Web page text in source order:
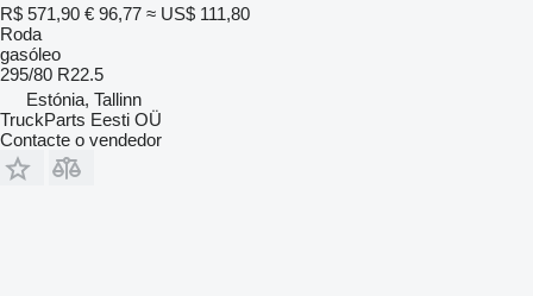
R$ 571,90 € 96,77 ≈ US$ 111,80
Roda
gasóleo
295/80 R22.5
Estónia, Tallinn
TruckParts Eesti OÜ
Contacte o vendedor